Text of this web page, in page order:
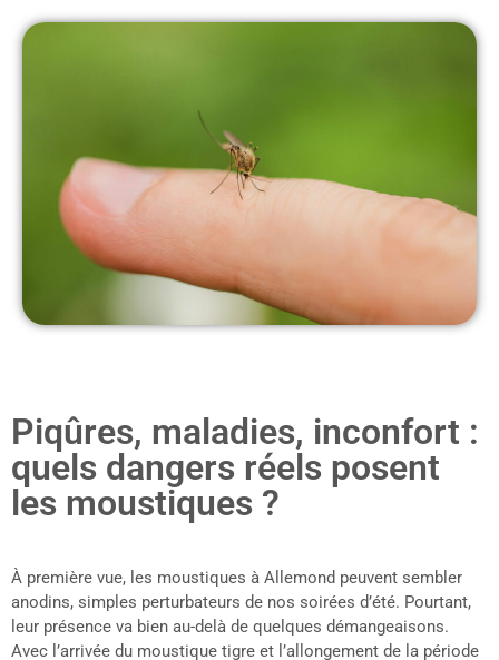
Piqûres, maladies, inconfort :
quels dangers réels posent
les moustiques ?
À première vue, les moustiques à Allemond peuvent sembler
anodins, simples perturbateurs de nos soirées d’été. Pourtant,
leur présence va bien au-delà de quelques démangeaisons.
Avec l’arrivée du moustique tigre et l’allongement de la période